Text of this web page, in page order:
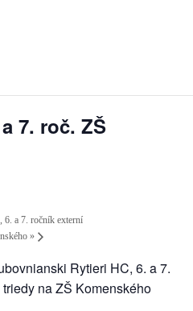
7. roč. ZŠ
6. a 7. ročník externí
»
Rytieri HC, 6. a 7.
na ZŠ Komenského